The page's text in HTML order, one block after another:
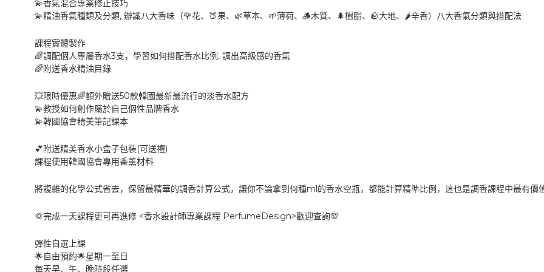
💫香氣混合專業修正技巧
💫精油香氣種類及分類, 辦識八大香味（🌹花、 🍑果、 🌿草本、 🌱薄荷、 🪵木質、 🌲樹脂、 🪨大地、 🌶️辛香）八大香氣分類與搭配法
課程實體製作
🌈調配個人專屬香水3支，學習如何搭配香水比例 , 調出高級感的香氣
🌈 附送香水精油目錄
💥 限時優惠🌈額外贈送50款韓國最新最流行的淡香水配方
💫教授如何創作屬於自己個性品牌香水
💫韓國協會精美筆記課本
💕 附送精美香水小盒子包裝(可送禮)
課程使用韓國協會專用香薰材料
將複雜的化學公式省去，保留最精華的調香計算公式，讓你不論拿到何種ml 的香水空瓶，都能計算精準比例，這也是調香課程中最有價
💢完成一天課程更可再進修 <香水設計師專業課程 PerfumeDesign>歡迎查詢💯
彈性自選上課
🌟 自由預約🌟星期一至日
每天早、午、晚時段任選